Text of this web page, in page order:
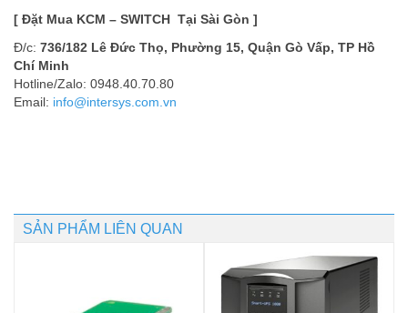
[ Đặt Mua KCM – SWITCH Tại Sài Gòn ]
Đ/c: 736/182 Lê Đức Thọ, Phường 15, Quận Gò Vấp, TP Hồ
Chí Minh
Hotline/Zalo: 0948.40.70.80
Email: info@intersys.com.vn
SẢN PHẨM LIÊN QUAN